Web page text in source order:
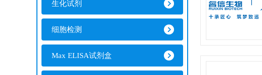
生化试剂
细胞检测
Max ELISA试剂盒